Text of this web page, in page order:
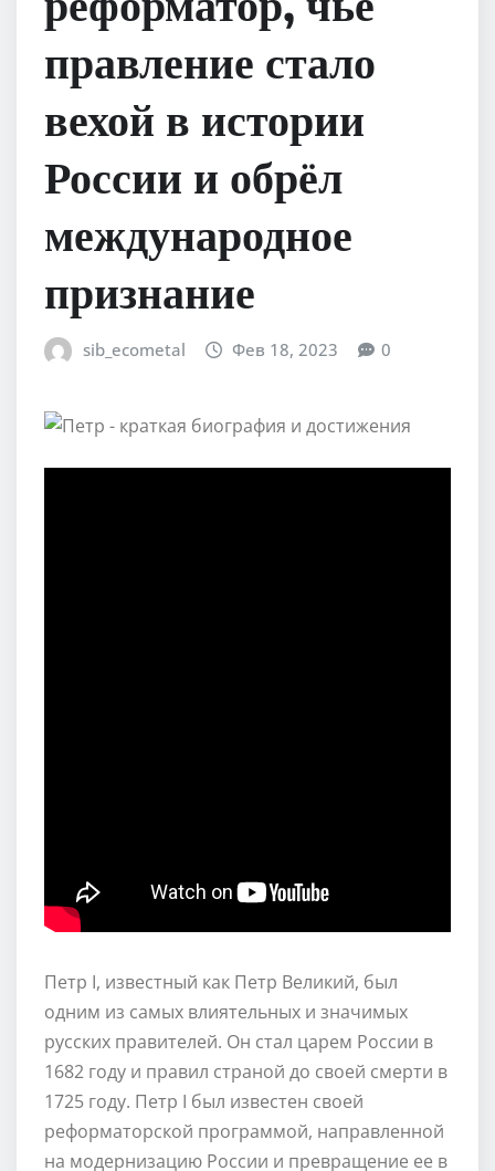
правление стало
вехой в истории
России и обрёл
международное
признание
sib_ecometal Фев 18, 2023 0
Петр I, известный как Петр Великий, был
одним из самых влиятельных и значимых
русских правителей. Он стал царем России в
1682 году и правил страной до своей смерти в
1725 году. Петр I был известен своей
реформаторской программой, направленной
на модернизацию России и превращение ее в